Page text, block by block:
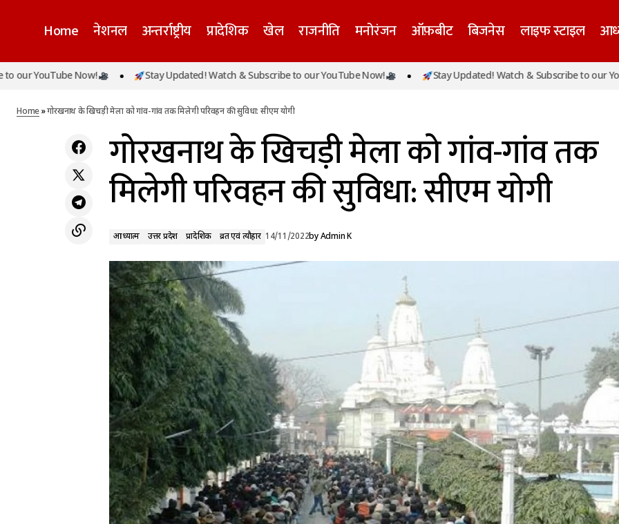
Home नेशनल अन्तर्राष्ट्रीय प्रादेशिक खेल राजनीति मनोरंजन ऑफ़बीट बिजनेस लाइफ स्टाइल
इंग्लैंड बना टी20 वर्ल्ड कप चैंपियन, पाकिस्तान को 5
आध्यात्म उत्तर प्रदेश
प्रादेशिक
गोरखनाथ के खिचड़ी मेला को गांव-गांव तक मिलेगी
Now! Stay Updated! Watch & Subscribe to our YouTube Now! Stay Updated! Watch & Subscribe to our YouTube
Home»गोरखनाथ के खिचड़ी मेला को गांव-गांव तक मिलेगी परिवहन की सुविधा: सीएम योगी
गोरखनाथ के खिचड़ी मेला को गांव-गांव तक
मिलेगी परिवहन की सुविधा: सीएम योगी
आध्यात्म उत्तर प्रदेश प्रादेशिक व्रत एवं त्यौहार 14/11/2022byAdmin K